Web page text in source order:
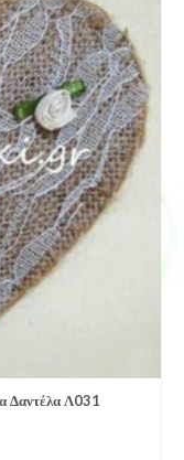
Δαντέλα Λ031